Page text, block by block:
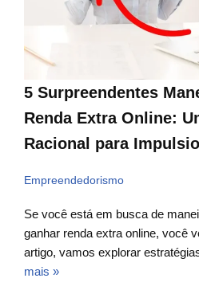
5 Surpreendentes
Renda Extra Online:
Racional para
Empreendedorismo
Se você está em busca de
ganhar renda extra online, você
artigo, vamos explorar
mais »